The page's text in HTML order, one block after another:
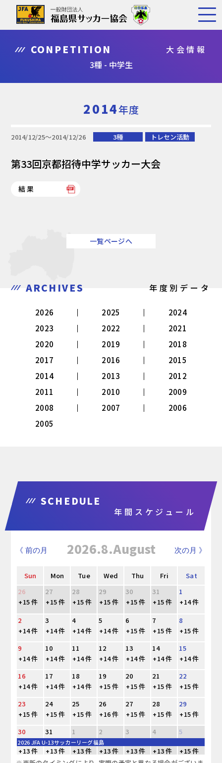
CONPETITION
大会情報
3種 - 中学生
2014年度
2014/12/25〜2014/12/26 3種 トレセン活動
第33回京都招待中学サッカー大会
結果
一覧ページへ
ARCHIVES 年度別データ
2026 2025
2024
2023
2022
2021
2020
2019
2018
2017
2016
2015
2014
2013
2012
2011
2010
2009
2008
2007
2006
2005
SCHEDULE
年間スケジュール
《 前の月 次の月 》
2026.8.August
Sun Mon Tue Wed Thu Fri
Sat
26
27 28 29 30 31
1
+15 件
+15 件 +15 件 +15 件 +15 件 +15 件
+14 件
2
3 4 5 6 7
8
+14 件
+14 件 +14 件 +14 件 +15 件 +15 件
+15 件
9
10 11 12 13 14
15
+14 件
+14 件 +14 件 +14 件 +14 件 +14 件
+14 件
16
17 18 19 20 21
22
+14 件
+14 件 +14 件 +15 件 +15 件 +15 件
+15 件
23
24 25 26 27 28
29
+15 件
+15 件 +15 件 +16 件 +15 件 +15 件
+15 件
30
31 1 2 3 4 5
2026 JFA U-13サッカーリーグ福島
+13 件 +13 件 +13 件 +13 件 +13 件 +13 件
+15 件